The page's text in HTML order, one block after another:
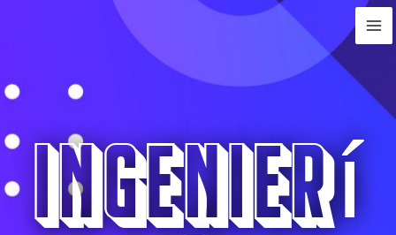
Ingenierí